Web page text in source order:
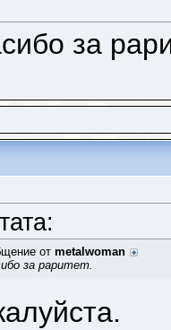
за
от metalwoman
за раритет.